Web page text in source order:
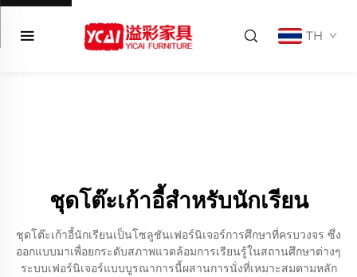
TH
ชุดโต๊ะเก้าอี้สำหรับนักเรียน
ชุดโต๊ะเก้าอี้นักเรียนเป็นโซลูชันเฟอร์นิเจอร์การศึกษาที่ครบวงจร ซึ่ง
ออกแบบมาเพื่อยกระดับสภาพแวดล้อมการเรียนรู้ในสถานศึกษาต่างๆ
ระบบเฟอร์นิเจอร์แบบบูรณาการนี้ผสานการนั่งที่เหมาะสมตามหลัก